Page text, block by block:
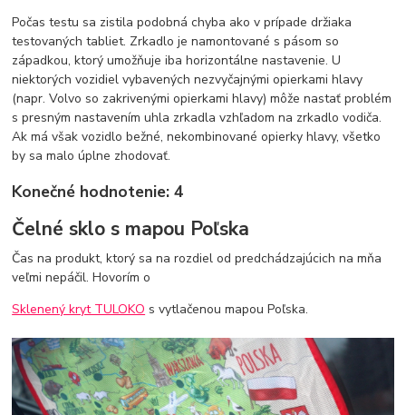
Počas testu sa zistila podobná chyba ako v prípade držiaka
testovaných tabliet. Zrkadlo je namontované s pásom so
západkou, ktorý umožňuje iba horizontálne nastavenie. U
niektorých vozidiel vybavených nezvyčajnými opierkami hlavy
(napr. Volvo so zakrivenými opierkami hlavy) môže nastať problém
s presným nastavením uhla zrkadla vzhľadom na zrkadlo vodiča.
Ak má však vozidlo bežné, nekombinované opierky hlavy, všetko
by sa malo úplne zhodovať.
Konečné hodnotenie: 4
Čelné sklo s mapou Poľska
Čas na produkt, ktorý sa na rozdiel od predchádzajúcich na mňa
veľmi nepáčil. Hovorím o
Sklenený kryt TULOKO s vytlačenou mapou Poľska.